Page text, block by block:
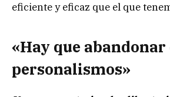
eficiente y eficaz que el que
«Hay que
personalismos»